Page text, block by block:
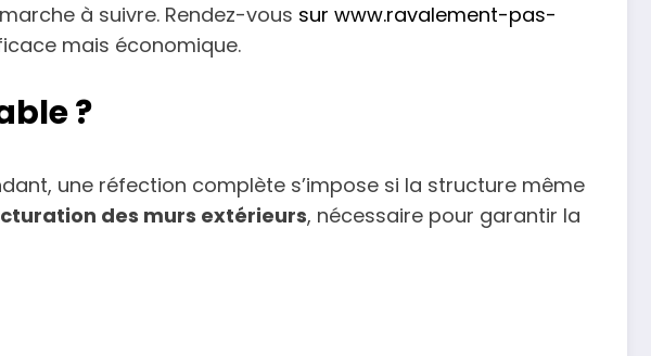
à suivre. Rendez-vous sur www.ravalement-pas-
mais économique.
?
une réfection complète s’impose si la structure même
des murs extérieurs, nécessaire pour garantir la